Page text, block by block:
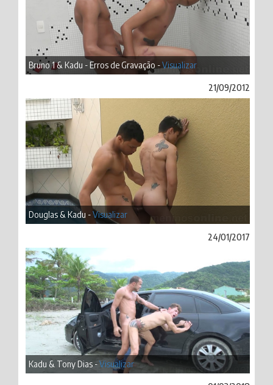
Bruno 1 & Kadu - Erros de Gravação -Visualizar
21/09/2012
Douglas & Kadu -Visualizar
24/01/2017
Kadu & Tony Dias -Visualizar